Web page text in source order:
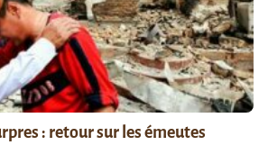
: retour sur les émeutes